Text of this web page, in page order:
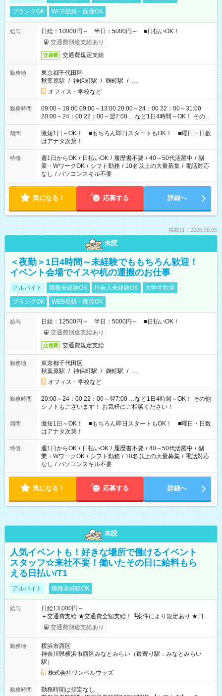
ブランクOK
WEB登録・面接OK
給与
日給：10000円～ 半日：5000円～ ■日払いOK！
交通費別途支給あり
交通費 交通費規定支給
勤務地
東京都千代田区
秋葉原駅 / 神保町駅 / 麹町駅 / …
オフィス・学校など
勤務時間
09:00～18:00 09:00～13:00 20:00～24：00 22：00～31:00
20:00～24：00 22：00～翌7:00 …など1日4時間～OK！ その他
シフトもございます！ お気軽にご相談ください！
期間
激短1日～OK！ ■もちろん即日スタートもOK！ ■曜日・日数
はアナタ次第！
特徴 週1日からOK / 日払いOK / 履歴書不要 / 40～50代活躍中 / 副
業・WワークOK / シフト勤務 / 10名以上の大量募集 / 電話対応
なし / パソコンスキル不要
気になる！ 応募する 詳細へ
掲載日：2026.08.05
未読
＜夜勤＞1日4時間～未経験でももちろん歓迎！
イベント会場でイスや机の運搬のお仕事
アルバイト 職種未経験OK 社会人未経験OK
大学生歓迎
ブランクOK
WEB登録・面接OK
給与
日給：12500円～ 半日：5000円～ ■日払いOK！
交通費別途支給あり
交通費 交通費規定支給
勤務地
東京都千代田区
秋葉原駅 / 神保町駅 / 麹町駅 / …
オフィス・学校など
勤務時間
20:00～24：00 22：00～翌7:00 …など1日4時間～OK！ その他
シフトもございます！ お気軽にご相談ください！
期間
激短1日～OK！ ■もちろん即日スタートもOK！ ■曜日・日数
はアナタ次第！
特徴 週1日からOK / 日払いOK / 履歴書不要 / 40～50代活躍中 / 副
業・WワークOK / シフト勤務 / 10名以上の大量募集 / 電話対応
なし / パソコンスキル不要
気になる！ 応募する 詳細へ
未読
人気イベントも！好きな場所で働けるイベント
スタッフ☆来社不要！働いたその日に給料もら
える日払い/T1
アルバイト 職種未経験OK
給与
日給13,000円～
＋交通費支給 ★交通費全額支給！ ┗案件により規定あり ★日払
いOK！（規定あり） ┗働いたその日に現金GET♪ お仕事後はコ
ンビニATMから 日払い分を引き落とせます！ 【試用期間】試
交通費別途支給あり
勤務地
横浜市西区
神奈川県横浜市西区みなとみらい（最寄り駅：みなとみらい
駅）
株式会社ワンベルウッズ
勤務時間
勤務時間は指定なし